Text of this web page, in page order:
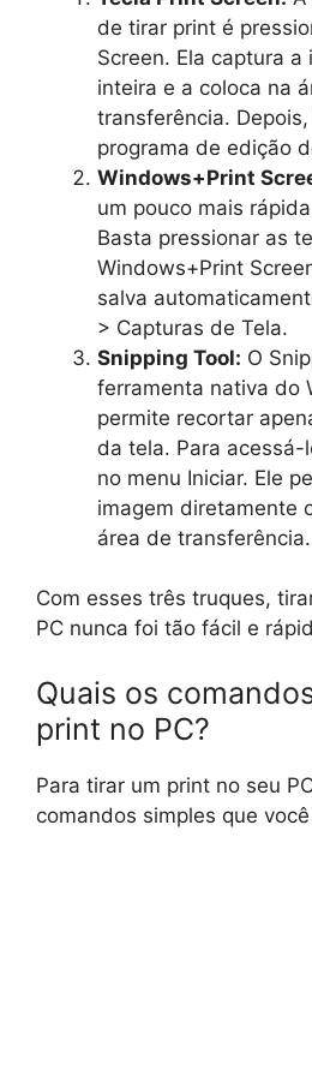
de tirar print é
Screen. Ela captura
inteira e a coloca na
transferência.
programa de edição
Windows+Print
um pouco mais
Basta pressionar as
Windows+Print
salva
> Capturas de Tela.
Snipping Tool: O
ferramenta nativa do
permite recortar
da tela. Para
no menu Iniciar. Ele
imagem diretamente
área de transferência.
Com esses três truques,
PC nunca foi tão fácil e
Quais os
print no PC?
Para tirar um print no seu
comandos simples que